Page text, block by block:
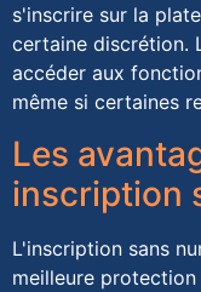
s'inscrire sur la
certaine discrétion.
accéder aux
même si certaines
Les
inscription
L'inscription sans
meilleure protection